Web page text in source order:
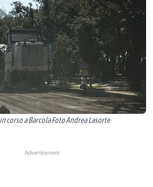
corso a Barcola Foto Andrea Lasorte